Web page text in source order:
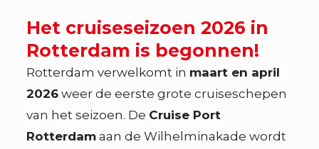
Het cruiseseizoen 2026 in
Rotterdam is begonnen!
Rotterdam verwelkomt in maart en april
2026weer de eerste grote cruiseschepen
van het seizoen. De Cruise Port
Rotterdamaan de Wilhelminakade wordt